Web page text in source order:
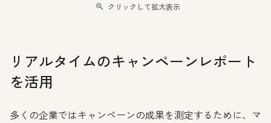
クリックして拡大表示
リアルタイムのキャンペーンレポート
を活用
多くの企業ではキャンペーンの成果を測定するために、マ